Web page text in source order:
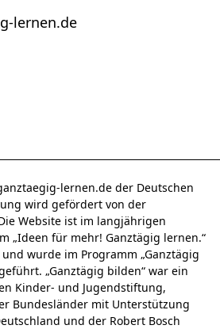
lernen.de
lernen.de der Deutschen
wird gefördert von der
Website ist im langjährigen
„Ideen für mehr! Ganztägig lernen.“
wurde im Programm „Ganztägig
„Ganztägig bilden“ war ein
Kinder- und Jugendstiftung,
Bundesländer mit Unterstützung
und der Robert Bosch